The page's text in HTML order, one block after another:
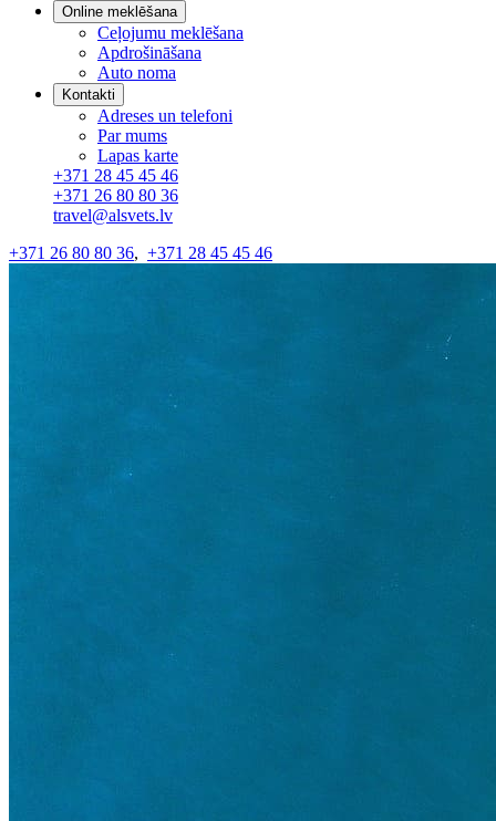
Online meklēšana
Ceļojumu meklēšana
Apdrošināšana
Auto noma
Kontakti
Adreses un telefoni
Par mums
Lapas karte
+371 28 45 45 46
+371 26 80 80 36
travel@alsvets.lv
+371 26 80 80 36, +371 28 45 45 46